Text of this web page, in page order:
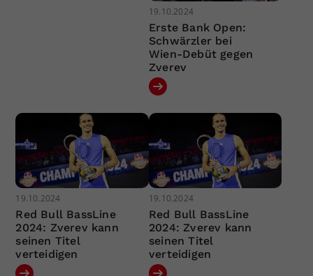
19.10.2024
Erste Bank Open:
Schwärzler bei
Wien-Debüt gegen
Zverev
19.10.2024
Red Bull BassLine
2024: Zverev kann
seinen Titel
verteidigen
19.10.2024
Red Bull BassLine
2024: Zverev kann
seinen Titel
verteidigen